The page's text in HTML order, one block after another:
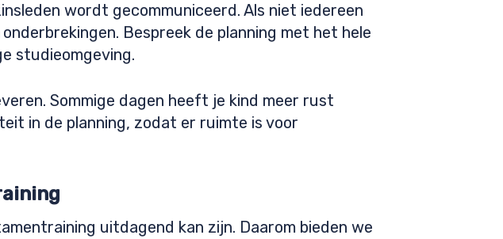
wordt gecommuniceerd. Als niet iedereen
Bespreek de planning met het hele
studieomgeving.
Sommige dagen heeft je kind meer rust
in de planning, zodat er ruimte is voor
uitdagend kan zijn. Daarom bieden we